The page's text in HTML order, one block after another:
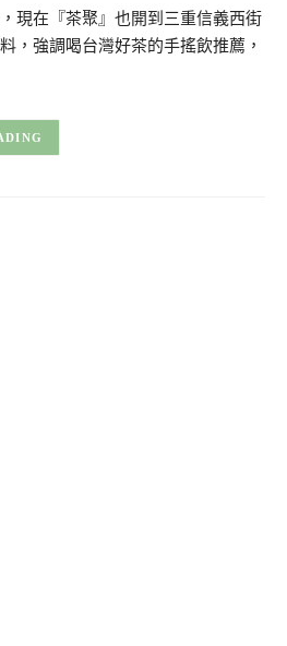
現在『茶聚』也開到三重信義西街
，強調喝台灣好茶的手搖飲推薦，